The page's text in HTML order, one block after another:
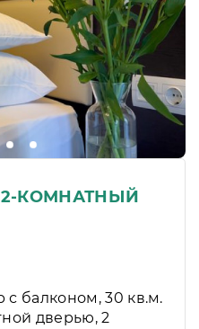
КОМНАТНЫЙ
балконом, 30 кв.м.
дверью, 2